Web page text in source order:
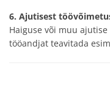
6. Ajutisest
Haiguse või muu
tööandjat teavitada